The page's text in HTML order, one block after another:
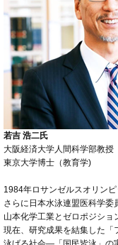
若吉 浩二氏
大阪経済大学人間科学部教授
東京大学博士（教育学)
1984年ロサンゼルスオリン
さらに日本水泳連盟医科学委
山本化学工業とゼロポジショ
現在、研究成果を結集した「